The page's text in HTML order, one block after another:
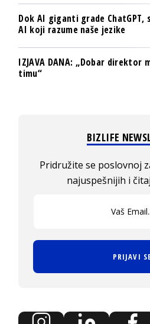
Dok AI giganti grade
AI koji razume naše jezike
IZJAVA DANA: „Dobar direktor
timu“
BIZLIFE
Pridružite se poslovnoj
najuspešnijih i
PRIJAVI